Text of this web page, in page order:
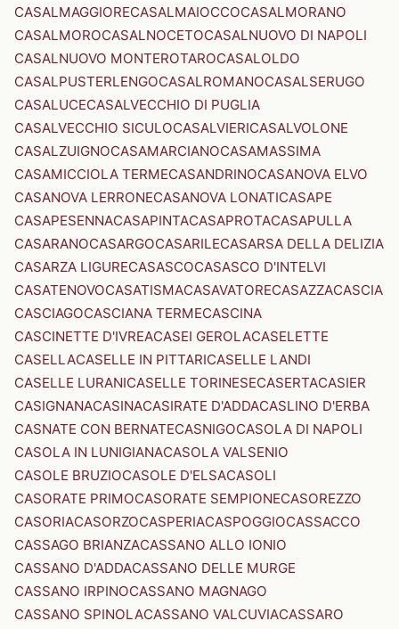
CASALMAGGIORECASALMAIOCCOCASALMORANO
CASALMOROCASALNOCETOCASALNUOVO DI NAPOLI
CASALNUOVO MONTEROTAROCASALOLDO
CASALPUSTERLENGOCASALROMANOCASALSERUGO
CASALUCECASALVECCHIO DI PUGLIA
CASALVECCHIO SICULOCASALVIERICASALVOLONE
CASALZUIGNOCASAMARCIANOCASAMASSIMA
CASAMICCIOLA TERMECASANDRINOCASANOVA ELVO
CASANOVA LERRONECASANOVA LONATICASAPE
CASAPESENNACASAPINTACASAPROTACASAPULLA
CASARANOCASARGOCASARILECASARSA DELLA DELIZIA
CASARZA LIGURECASASCOCASASCO D'INTELVI
CASATENOVOCASATISMACASAVATORECASAZZACASCIA
CASCIAGOCASCIANA TERMECASCINA
CASCINETTE D'IVREACASEI GEROLACASELETTE
CASELLACASELLE IN PITTARICASELLE LANDI
CASELLE LURANICASELLE TORINESECASERTACASIER
CASIGNANACASINACASIRATE D'ADDACASLINO D'ERBA
CASNATE CON BERNATECASNIGOCASOLA DI NAPOLI
CASOLA IN LUNIGIANACASOLA VALSENIO
CASOLE BRUZIOCASOLE D'ELSACASOLI
CASORATE PRIMOCASORATE SEMPIONECASOREZZO
CASORIACASORZOCASPERIACASPOGGIOCASSACCO
CASSAGO BRIANZACASSANO ALLO IONIO
CASSANO D'ADDACASSANO DELLE MURGE
CASSANO IRPINOCASSANO MAGNAGO
CASSANO SPINOLACASSANO VALCUVIACASSARO